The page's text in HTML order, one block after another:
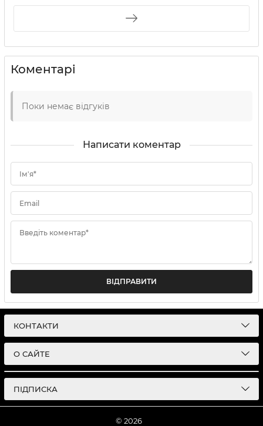
Коментарі
Поки немає відгуків
Написати коментар
Ім'я*
Email
Введіть коментар*
ВІДПРАВИТИ
КОНТАКТИ
О САЙТЕ
ПІДПИСКА
© 2026